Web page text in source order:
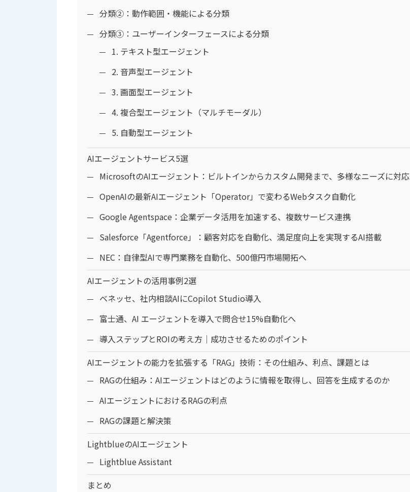
分類②：動作範囲・機能による分類
分類③：ユーザーインターフェースによる分類
1. テキスト型エージェント
2. 音声型エージェント
3. 画面型エージェント
4. 複合型エージェント（マルチモーダル）
5. 自動型エージェント
AIエージェントサービス5選
MicrosoftのAIエージェント：ビルトインからカスタム開発まで、多様なニーズに対応
OpenAIの最新AIエージェント「Operator」で変わるWebタスク自動化
Google Agentspace：企業データ活用を加速する、複数サービス連携
Salesforce「Agentforce」：顧客対応を自動化、満足度向上を実現するAI搭載
NEC：自律型AIで専門業務を自動化、500億円市場開拓へ
AIエージェントの活用事例2選
ベネッセ、社内相談AIにCopilot Studio導入
富士通、AI エージェントを導入で問合せ15%自動化へ
導入ステップとROIの考え方｜成功させるためのポイント
AIエージェントの能力を拡張する「RAG」技術：その仕組み、利点、課題とは
RAGの仕組み：AIエージェントはどのように情報を取得し、回答を生成するのか
AIエージェントにおけるRAGの利点
RAGの課題と解決策
LightblueのAIエージェント
Lightblue Assistant
まとめ